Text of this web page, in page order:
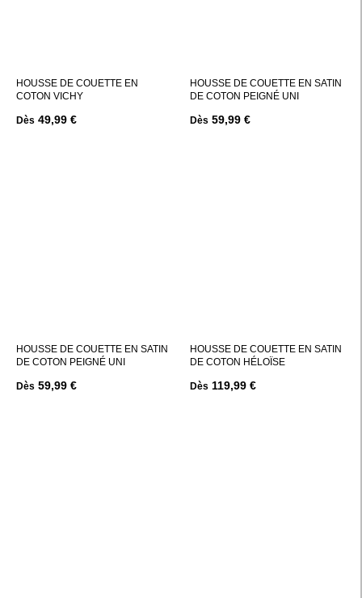
HOUSSE DE COUETTE EN
COTON VICHY
Dès 49,99 €
HOUSSE DE COUETTE EN SATIN
DE COTON PEIGNÉ UNI
Dès 59,99 €
HOUSSE DE COUETTE EN SATIN
DE COTON PEIGNÉ UNI
Dès 59,99 €
HOUSSE DE COUETTE EN SATIN
DE COTON HÉLOÏSE
Dès 119,99 €